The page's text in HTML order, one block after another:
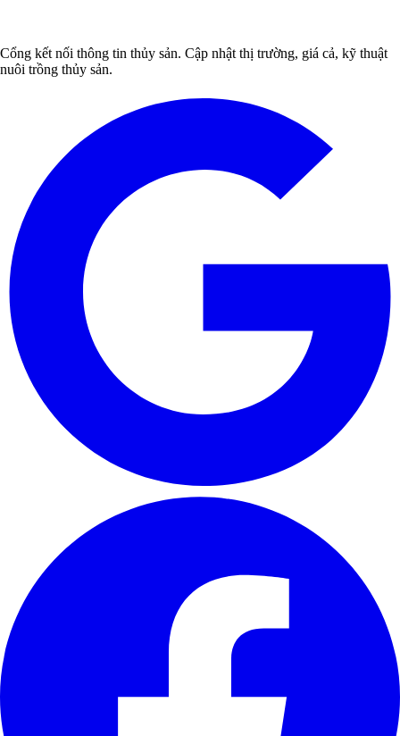
Cổng kết nối thông tin thủy sản. Cập nhật thị trường, giá cả, kỹ thuật
nuôi trồng thủy sản.